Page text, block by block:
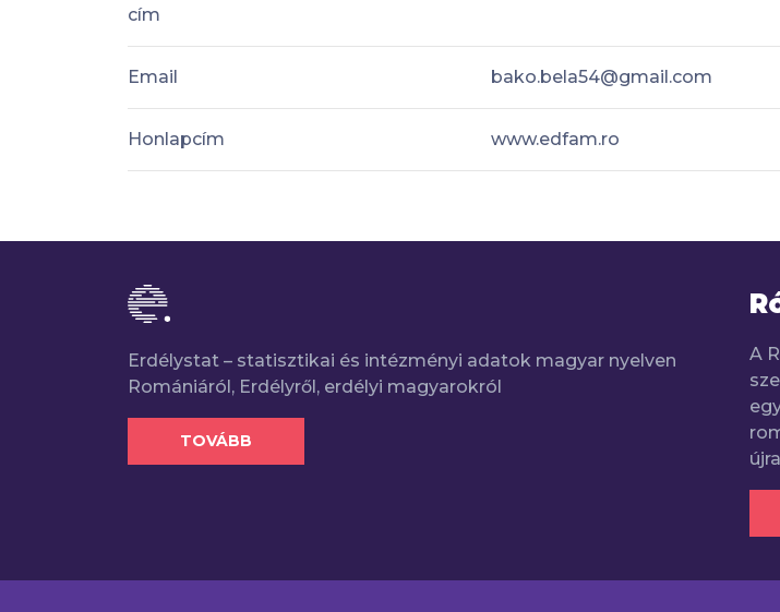
cím
Email bako.bela54@gmail.com
Honlapcím www.edfam.ro
Erdélystat – statisztikai és intézményi adatok magyar nyelven
Romániáról, Erdélyről, erdélyi magyarokról
TOVÁBB
A